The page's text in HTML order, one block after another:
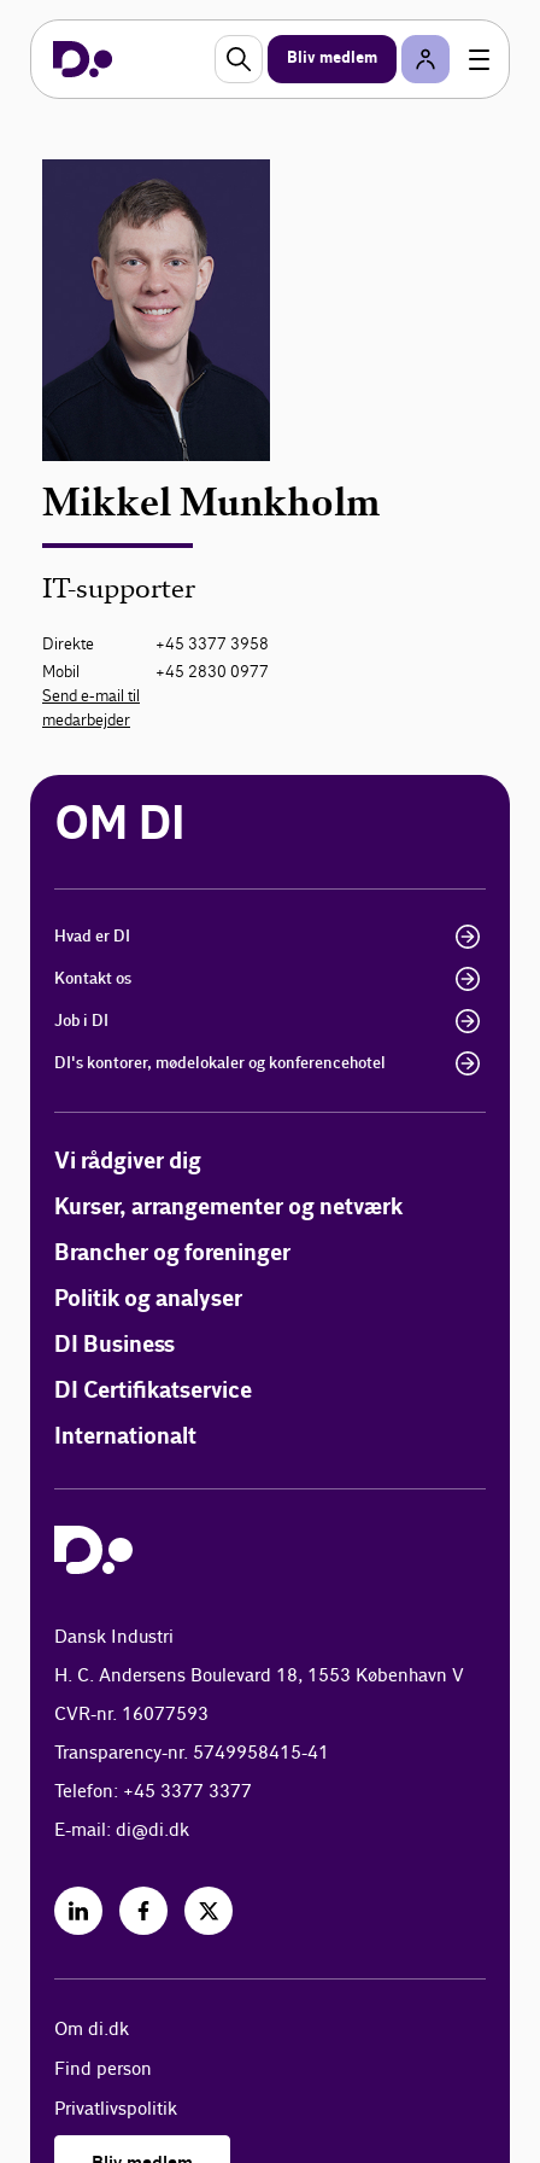
Bliv medlem
Mikkel Munkholm
IT-supporter
Direkte
+45 3377 3958
Mobil
+45 2830 0977
Send e-mail til
medarbejder
OM DI
Hvad er DI
Kontakt os
Job i DI
DI's kontorer, mødelokaler og konferencehotel
Vi rådgiver dig
Kurser, arrangementer og netværk
Brancher og foreninger
Politik og analyser
DI Business
DI Certifikatservice
Internationalt
Dansk Industri
H. C. Andersens Boulevard 18, 1553 København V
CVR-nr. 16077593
Transparency-nr. 5749958415-41
Telefon: +45 3377 3377
E-mail:di@di.dk
Om di.dk
Find person
Privatlivspolitik